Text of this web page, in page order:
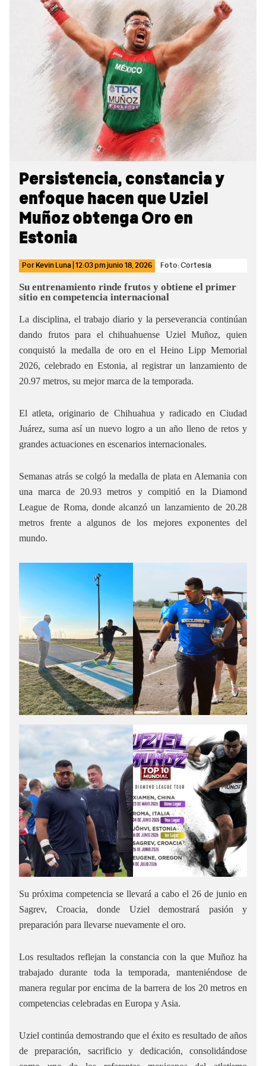
Persistencia, constancia y
enfoque hacen que Uziel
Muñoz obtenga Oro en
Estonia
Por Kevin Luna 12:03 pmjunio 18, 2026 Foto: Cortesía
Su entrenamiento rinde frutos y obtiene el primer
sitio en competencia internacional
La disciplina, el trabajo diario y la perseverancia continúan
dando frutos para el chihuahuense Uziel Muñoz, quien
conquistó la medalla de oro en el Heino Lipp Memorial
2026, celebrado en Estonia, al registrar un lanzamiento de
20.97 metros, su mejor marca de la temporada.
El atleta, originario de Chihuahua y radicado en Ciudad
Juárez, suma así un nuevo logro a un año lleno de retos y
grandes actuaciones en escenarios internacionales.
Semanas atrás se colgó la medalla de plata en Alemania con
una marca de 20.93 metros y compitió en la Diamond
League de Roma, donde alcanzó un lanzamiento de 20.28
metros frente a algunos de los mejores exponentes del
mundo.
Su próxima competencia se llevará a cabo el 26 de junio en
Sagrev, Croacia, donde Uziel demostrará pasión y
preparación para llevarse nuevamente el oro.
Los resultados reflejan la constancia con la que Muñoz ha
trabajado durante toda la temporada, manteniéndose de
manera regular por encima de la barrera de los 20 metros en
competencias celebradas en Europa y Asia.
Uziel continúa demostrando que el éxito es resultado de años
de preparación, sacrificio y dedicación, consolidándose
Sidebar